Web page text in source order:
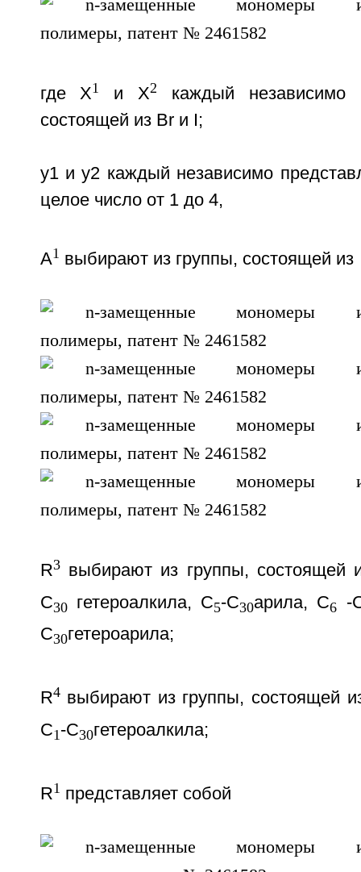
где Х1 и Х2
каждый независимо
состоящей из Вr и I;
у1 и у2 каждый независимо
целое число от 1 до 4,
А1 выбирают из группы, состоящей из
R3выбирают из группы, состоящей
С30гетероалкила, С5-С30арила, С6
-
С30гетероарила;
R4выбирают из группы, состоящей
C1-С30гетероалкила;
R1 представляет собой